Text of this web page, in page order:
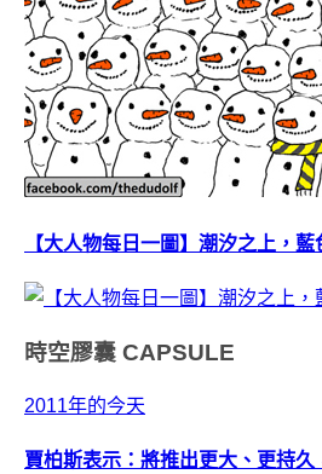
【大人物每日一圖】潮汐之上，
時空膠囊 CAPSULE
2011年的今天
賈柏斯表示：將推出更大、更持